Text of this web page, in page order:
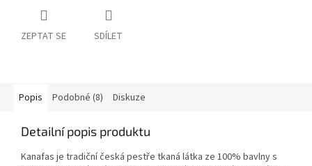
ZEPTAT SE SDÍLET
Popis Podobné (8) Diskuze
Detailní popis produktu
Kanafas je tradiční česká pestře tkaná látka ze 100% bavlny s